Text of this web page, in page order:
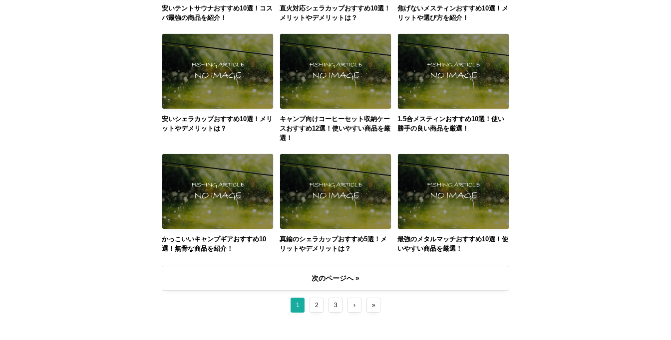
安いテントサウナおすすめ10選！コス
パ最強の商品を紹介！
直火対応シェラカップおすすめ10選！
メリットやデメリットは？
焦げないメスティンおすすめ10選！メ
リットや選び方を紹介！
安いシェラカップおすすめ10選！メリ
ットやデメリットは？
キャンプ向けコーヒーセット収納ケー
スおすすめ12選！使いやすい商品を厳
選！
1.5合メスティンおすすめ10選！使い
勝手の良い商品を厳選！
かっこいいキャンプギアおすすめ10
選！無骨な商品を紹介！
真鍮のシェラカップおすすめ5選！メ
リットやデメリットは？
最強のメタルマッチおすすめ10選！使
いやすい商品を厳選！
次のページへ »
1 2 3 › »